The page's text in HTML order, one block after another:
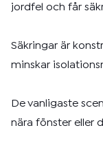
jordfel och får
Säkringar är
minskar
De vanligaste
nära fönster eller